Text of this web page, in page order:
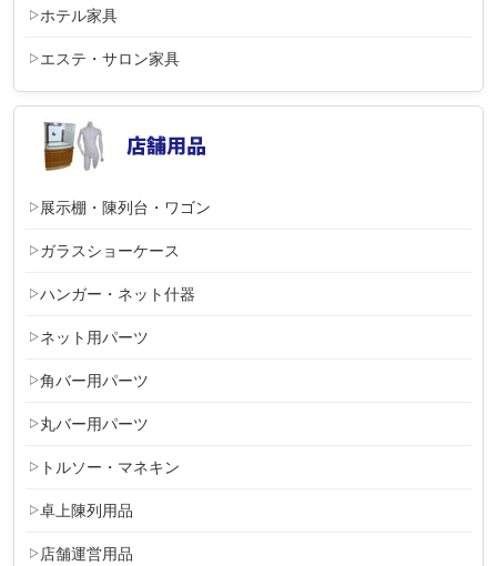
ホテル家具
エステ・サロン家具
展示棚・陳列台・ワゴン
ガラスショーケース
ハンガー・ネット什器
ネット用パーツ
角バー用パーツ
丸バー用パーツ
トルソー・マネキン
卓上陳列用品
店舗運営用品